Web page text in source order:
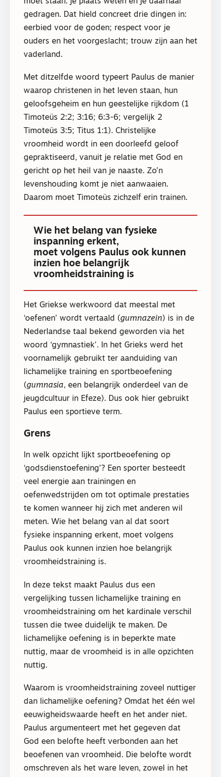
moet staan: je plaats weten en je daarnaar
gedragen. Dat hield concreet drie dingen in:
eerbied voor de goden; respect voor je
ouders en het voorgeslacht; trouw zijn aan het
vaderland.
Met ditzelfde woord typeert Paulus de manier
waarop christenen in het leven staan, hun
geloofsgeheim en hun geestelijke rijkdom (1
Timoteüs 2:2; 3:16; 6:3-6; vergelijk 2
Timoteüs 3:5; Titus 1:1). Christelijke
vroomheid wordt in een doorleefd geloof
gepraktiseerd, vanuit je relatie met God en
gericht op het heil van je naaste. Zo’n
levenshouding komt je niet aanwaaien.
Daarom moet Timoteüs zichzelf erin trainen.
Wie het belang van fysieke
inspanning erkent,
moet volgens Paulus ook kunnen
inzien hoe belangrijk
vroomheidstraining is
Het Griekse werkwoord dat meestal met
‘oefenen’ wordt vertaald (gumnazein) is in de
Nederlandse taal bekend geworden via het
woord ‘gymnastiek’. In het Grieks werd het
voornamelijk gebruikt ter aanduiding van
lichamelijke training en sportbeoefening
(gumnasia, een belangrijk onderdeel van de
jeugdcultuur in Efeze). Dus ook hier gebruikt
Paulus een sportieve term.
Grens
In welk opzicht lijkt sportbeoefening op
‘godsdienstoefening’? Een sporter besteedt
veel energie aan trainingen en
oefenwedstrijden om tot optimale prestaties
te komen wanneer hij zich met anderen wil
meten. Wie het belang van al dat soort
fysieke inspanning erkent, moet volgens
Paulus ook kunnen inzien hoe belangrijk
vroomheidstraining is.
In deze tekst maakt Paulus dus een
vergelijking tussen lichamelijke training en
vroomheidstraining om het kardinale verschil
tussen die twee duidelijk te maken. De
lichamelijke oefening is in beperkte mate
nuttig, maar de vroomheid is in alle opzichten
nuttig.
Waarom is vroomheidstraining zoveel nuttiger
dan lichamelijke oefening? Omdat het één wel
eeuwigheidswaarde heeft en het ander niet.
Paulus argumenteert met het gegeven dat
God een belofte heeft verbonden aan het
beoefenen van vroomheid. Die belofte wordt
omschreven als het ware leven, zowel in het